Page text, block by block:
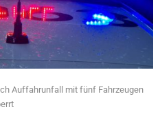
Auffahrunfall mit fünf Fahrzeugen